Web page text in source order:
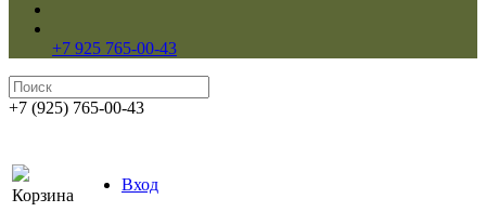
+7 925 765-00-43
+7 (925) 765-00-43
Корзина
Вход